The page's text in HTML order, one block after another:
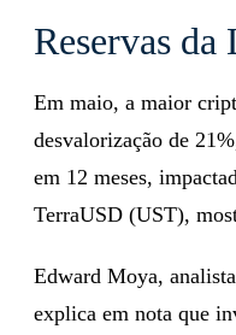
Reservas da
Em maio, a maior
desvalorização de
em 12 meses,
TerraUSD (UST),
Edward Moya,
explica em nota que